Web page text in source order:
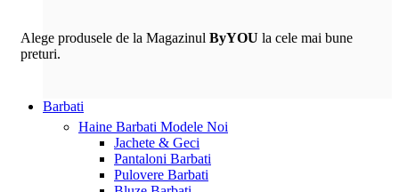
Alege produsele de la Magazinul ByYOU la cele mai bune
preturi.
Barbati
Haine Barbati Modele Noi
Jachete & Geci
Pantaloni Barbati
Pulovere Barbati